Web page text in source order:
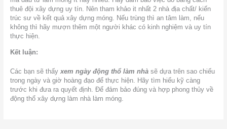
thuê đội xây dựng uy tín. Nên tham khảo it nhất 2 nhà địa chất/ kiến
trúc sư về kết quả xây dựng móng. Nếu trùng thì an tâm làm, nếu
không thì hãy mượn thêm một người khác có kinh nghiệm và uy tín
thực hiện.
Kết luận:
Các bạn sẽ thấyxem ngày động thổ làm nhàsẽ dựa trên sao chiếu
trong ngày và giờ hoàng đạo để thực hiện. Hãy tìm hiểu kỹ càng
trước khi đưa ra quyết định. Để đảm bảo đúng và hợp phong thủy về
động thổ xây dựng làm nhà làm móng.